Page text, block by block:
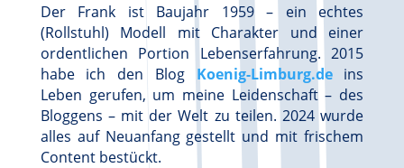
Der Frank ist Baujahr 1959 – ein echtes
(Rollstuhl) Modell mit Charakter und einer
ordentlichen Portion Lebenserfahrung. 2015
habe ich den Blog Koenig-Limburg.deins
Leben gerufen, um meine Leidenschaft – des
Bloggens – mit der Welt zu teilen. 2024 wurde
alles auf Neuanfang gestellt und mit frischem
Content bestückt.